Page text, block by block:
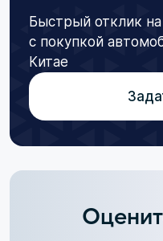
Быстрый отклик
с покупкой
Китае